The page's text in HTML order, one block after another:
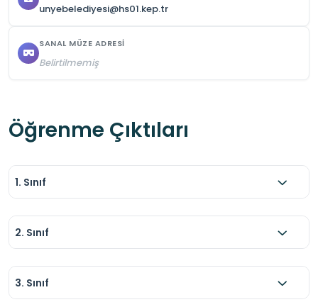
unyebelediyesi@hs01.kep.tr
SANAL MÜZE ADRESI
Belirtilmemiş
Öğrenme Çıktıları
1. Sınıf
2. Sınıf
3. Sınıf